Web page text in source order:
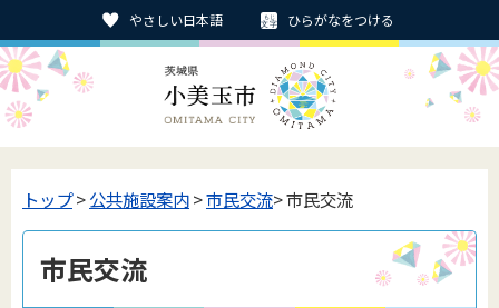
やさしい日本語 ひらがなをつける
トップ>公共施設案内>市民交流> 市民交流
市民交流